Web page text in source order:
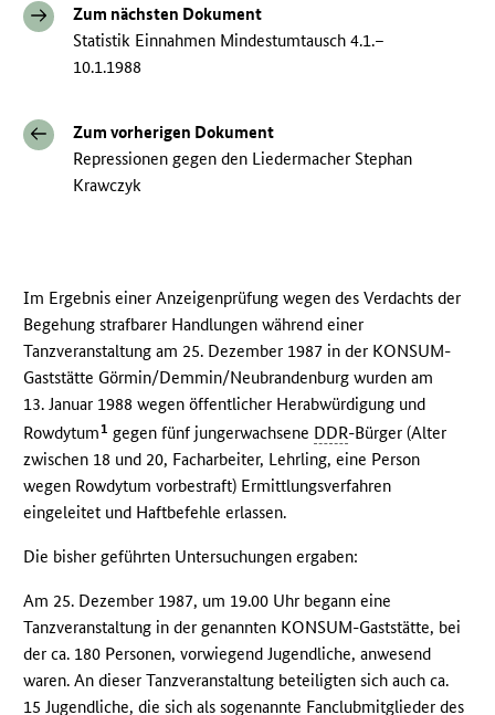
Zum nächsten Dokument
Statistik Einnahmen Mindestumtausch 4.1.–
10.1.1988
Zum vorherigen Dokument
Repressionen gegen den Liedermacher Stephan
Krawczyk
Im Ergebnis einer Anzeigenprüfung wegen des Verdachts der
Begehung strafbarer Handlungen während einer
Tanzveranstaltung am 25. Dezember 1987 in der KONSUM-
Gaststätte Görmin/Demmin/Neubrandenburg wurden am
13. Januar 1988 wegen öffentlicher Herabwürdigung und
Rowdytum1 gegen fünf jungerwachsene DDR-Bürger (Alter
zwischen 18 und 20, Facharbeiter, Lehrling, eine Person
wegen Rowdytum vorbestraft) Ermittlungsverfahren
eingeleitet und Haftbefehle erlassen.
Die bisher geführten Untersuchungen ergaben:
Am 25. Dezember 1987, um 19.00 Uhr begann eine
Tanzveranstaltung in der genannten KONSUM-Gaststätte, bei
der ca. 180 Personen, vorwiegend Jugendliche, anwesend
waren. An dieser Tanzveranstaltung beteiligten sich auch ca.
15 Jugendliche, die sich als sogenannte Fanclubmitglieder des